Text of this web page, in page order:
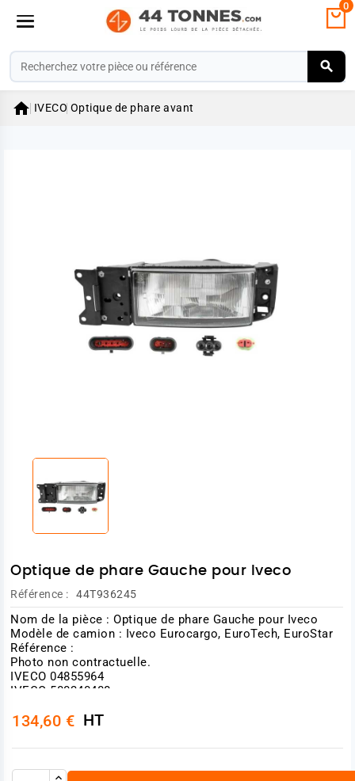
0
 IVECO Optique de phare avant
Optique de phare Gauche pour Iveco
Référence : 44T936245
Nom de la pièce : Optique de phare Gauche pour Iveco
Modèle de camion : Iveco Eurocargo, EuroTech, EuroStar
Référence :
Photo non contractuelle.
IVECO 04855964
IVECO 500340408
134,60 € HT